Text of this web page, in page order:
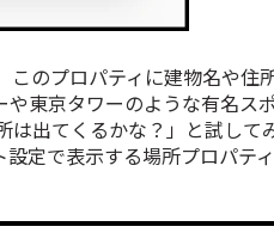
のプロパティに建物名や住
東京タワーのような有名ス
出てくるかな？」と試して
定で表示する場所プロパテ